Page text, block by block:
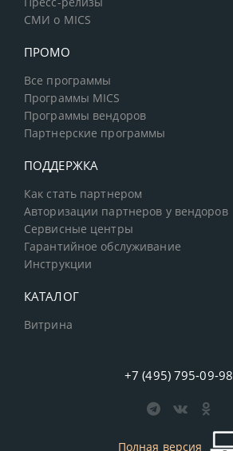
СМИ о MICS
ПРОМО
Все программы
Программы MICS
Программы вендоров
Партнерские программы
ПОДДЕРЖКА
Как стать партнером
Авторизации партнеров у вендоров
Сервисные центры
Гарантийное обслуживание
Инструкции
КАТАЛОГ
Витрина
+7 (495) 795-09-98
Полная версия